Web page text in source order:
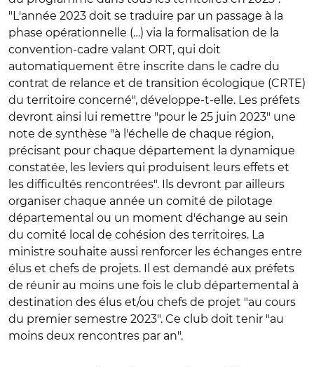
"L'année 2023 doit se traduire par un passage à la
phase opérationnelle (…) via la formalisation de la
convention-cadre valant ORT, qui doit
automatiquement être inscrite dans le cadre du
contrat de relance et de transition écologique (CRTE)
du territoire concerné", développe-t-elle. Les préfets
devront ainsi lui remettre "pour le 25 juin 2023" une
note de synthèse "à l'échelle de chaque région,
précisant pour chaque département la dynamique
constatée, les leviers qui produisent leurs effets et
les difficultés rencontrées". Ils devront par ailleurs
organiser chaque année un comité de pilotage
départemental ou un moment d'échange au sein
du comité local de cohésion des territoires. La
ministre souhaite aussi renforcer les échanges entre
élus et chefs de projets. Il est demandé aux préfets
de réunir au moins une fois le club départemental à
destination des élus et/ou chefs de projet "au cours
du premier semestre 2023". Ce club doit tenir "au
moins deux rencontres par an".